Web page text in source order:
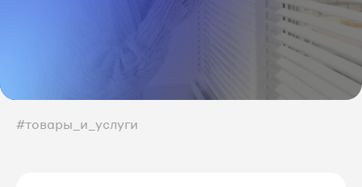
#товары_и_услуги